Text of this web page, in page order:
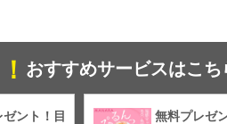
おすすめサービスはこち
ント！目
無料プレゼ